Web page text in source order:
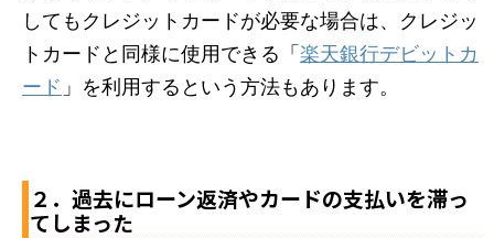
してもクレジットカードが必要な場合は、クレジッ
トカードと同様に使用できる「 楽天銀行デビットカ
ード 」を利用するという方法もあります。
２．過去にローン返済やカードの支払いを滞っ
てしまった